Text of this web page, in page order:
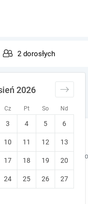
Cz Pt So Nd
2026
3 4 5 6
10 11 12 13
17 18 19 20
24 25 26 27